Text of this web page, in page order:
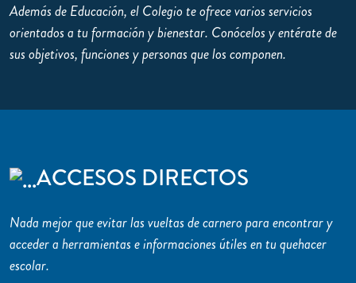
Además de Educación, el Colegio te ofrece varios servicios
orientados a tu formación y bienestar. Conócelos y entérate de
sus objetivos, funciones y personas que los componen.
ACCESOS DIRECTOS
Nada mejor que evitar las vueltas de carnero para encontrar y
acceder a herramientas e informaciones útiles en tu quehacer
escolar.